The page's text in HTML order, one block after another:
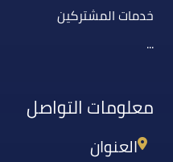
خدمات المشتركين
...
معلومات التواصل
العنوان